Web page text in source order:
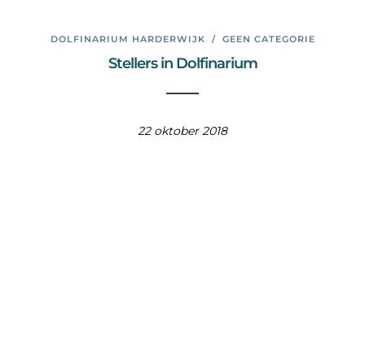
DOLFINARIUM HARDERWIJK / GEEN CATEGORIE
Stellers in Dolfinarium
22 oktober 2018